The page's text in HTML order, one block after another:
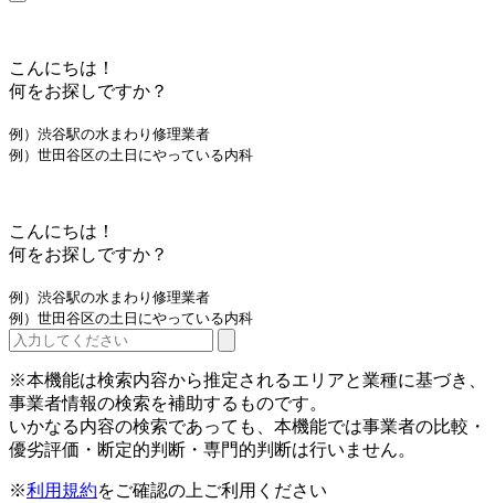
こんにちは！
何をお探しですか？
例）渋谷駅の水まわり修理業者
例）世田谷区の土日にやっている内科
こんにちは！
何をお探しですか？
例）渋谷駅の水まわり修理業者
例）世田谷区の土日にやっている内科
※本機能は検索内容から推定されるエリアと業種に基づき、
事業者情報の検索を補助するものです。
いかなる内容の検索であっても、本機能では事業者の比較・
優劣評価・断定的判断・専門的判断は行いません。
※利用規約をご確認の上ご利用ください